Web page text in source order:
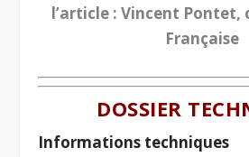
l’article : Vincent Pontet,
Française
DOSSIER
Informations techniques